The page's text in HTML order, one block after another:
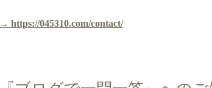
→ https://045310.com/contact/